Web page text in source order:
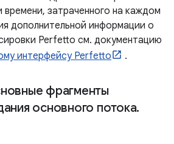
времени, затраченного на каждом
дополнительной информации о
Perfetto см. документацию
интерфейсу Perfetto
.
фрагменты
основного потока.